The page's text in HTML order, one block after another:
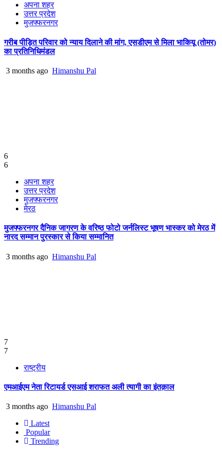
अपना शहर
उत्तर प्रदेश
मुजफ्फरनगर
गरीब पीड़ित परिवार को न्याय दिलाने की मांग, एसडीएम से मिला भाकियू (तोमर)
का प्रतिनिधिमंडल
3 months ago Himanshu Pal
6
6
अपना शहर
उत्तर प्रदेश
मुजफ्फरनगर
मेरठ
मुजफ्फरनगर दैनिक जागरण के वरिष्ठ फोटो जर्नलिस्ट भूषण भास्कर को मेरठ में
नारद सम्मान पुरस्कार से किया सम्मानित
3 months ago Himanshu Pal
7
7
राष्ट्रीय
एमआईएम नेता रिटायर्ड एसआई शराफत अली त्यागी का इंतक़ाल
3 months ago Himanshu Pal
Latest
Popular
Trending